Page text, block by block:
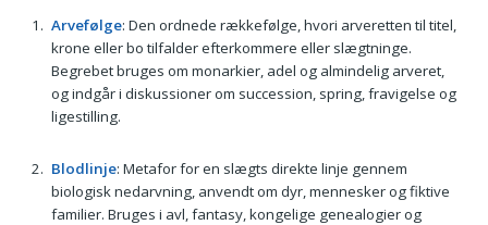
Arvefølge: Den ordnede rækkefølge, hvori arveretten til titel,
krone eller bo tilfalder efterkommere eller slægtninge.
Begrebet bruges om monarkier, adel og almindelig arveret,
og indgår i diskussioner om succession, spring, fravigelse og
ligestilling.
Blodlinje: Metafor for en slægts direkte linje gennem
biologisk nedarvning, anvendt om dyr, mennesker og fiktive
familier. Bruges i avl, fantasy, kongelige genealogier og